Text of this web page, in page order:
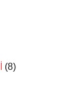
(8)